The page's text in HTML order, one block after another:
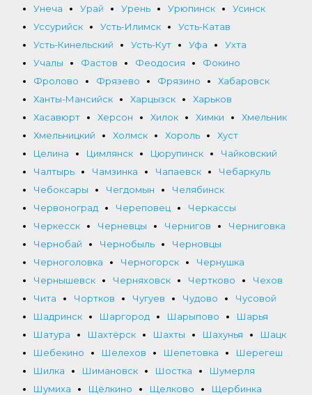
Унеча
Урай Урень Урюпинск
Усинск
Уссурийск
Усть-Илимск
Усть-Катав
Усть-Кинельский
Усть-Кут Уфа
Ухта
Учалы
Фастов Феодосия
Фокино
Фролово
Фрязево Фрязино
Хабаровск
Ханты-Мансийск
Харцызск
Харьков
Хасавюрт
Херсон Хилок Химки
Хмельник
Хмельницкий
Холмск Хороль
Хуст
Целина
Цимлянск Цюрупинск
Чайковский
Чалтырь
Чамзинка Чапаевск
Чебаркуль
Чебоксары
Чегдомын
Челябинск
Червоноград
Череповец
Черкассы
Черкесск
Черневцы Чернигов
Черниговка
Чернобай
Чернобыль
Черновцы
Черноголовка
Черногорск
Чернушка
Чернышевск
Черняховск Чертково
Чехов
Чита
Чортков Чугуев Чудово
Чусовой
Шадринск
Шаргород Шарыпово
Шарья
Шатура
Шахтёрск Шахты Шахунья
Шацк
Шебекино
Шелехов Шепетовка
Шерегеш
Шилка
Шимановск Шостка
Шумерля
Шумиха
Щёлкино Щелково
Щербинка